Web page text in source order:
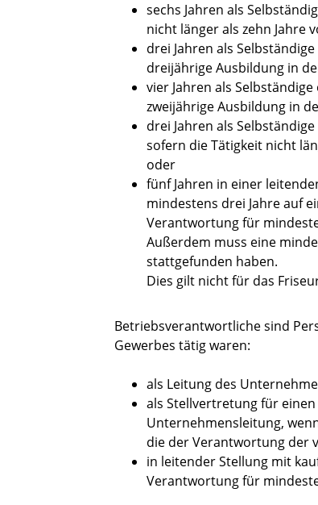
sechs Jahren als
nicht länger als zehn Jahre
drei Jahren als
dreijährige Ausbildung in
vier Jahren als
zweijährige Ausbildung in
drei Jahren als
sofern die Tätigkeit nicht
oder
fünf Jahren in einer
mindestens drei Jahre auf
Verantwortung für
Außerdem muss eine
stattgefunden haben.
Dies gilt nicht für das
Betriebsverantwortliche sind
Gewerbes tätig waren:
als Leitung des
als Stellvertretung für
Unternehmensleitung,
die der Verantwortung der
in leitender Stellung mit
Verantwortung für